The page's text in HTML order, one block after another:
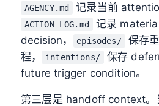
AGENCY.md 记录当前
ACTION_LOG.md
记录
decision，
episodes/
保存
程，
intentions/
保存
future trigger condition。
第三层是 handoff context。